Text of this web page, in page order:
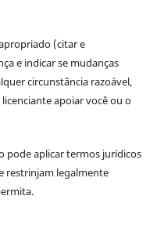
(citar e
e indicar se mudanças
circunstância razoável,
apoiar você ou o
pode aplicar termos jurídicos
restrinjam legalmente